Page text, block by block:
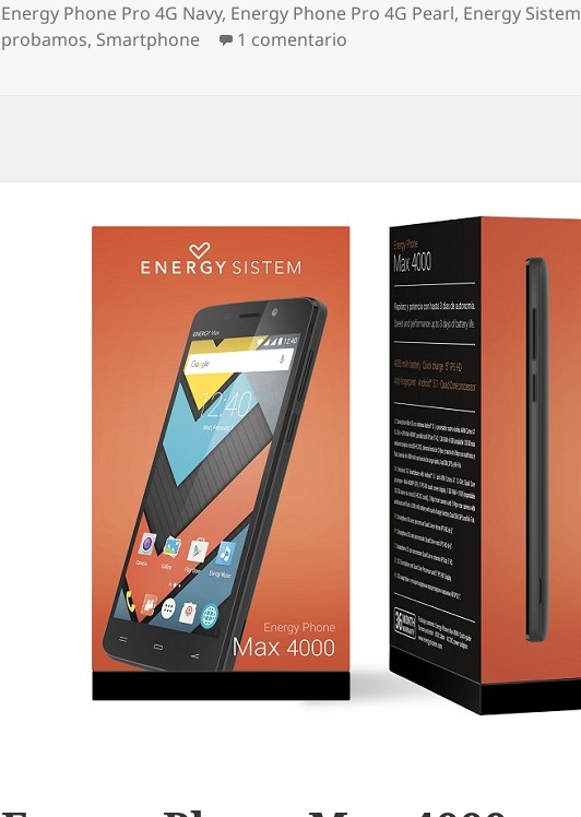
Energy Phone Pro 4G Navy, Energy Phone Pro 4G Pearl, Energy Sistem
probamos, Smartphone 1 comentario